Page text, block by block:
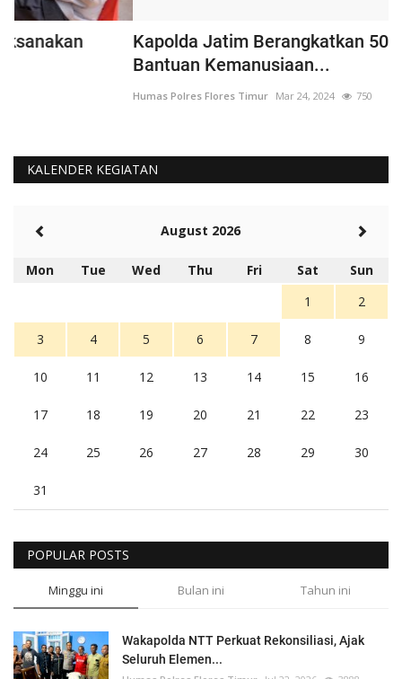
Kapolda Jatim Berangkatkan 50.789 Paket
Bantuan Kemanusiaan...
Humas Polres Flores Timur Mar 24, 2024 750
KALENDER KEGIATAN
August 2026
Mon Tue Wed Thu Fri Sat
Sun
1
2
3 4 5 6 7 8 9
10 11 12 13 14 15 16
17 18 19 20 21 22 23
24 25 26 27 28 29 30
31
POPULAR POSTS
Minggu ini Bulan ini Tahun ini
Wakapolda NTT Perkuat Rekonsiliasi, Ajak
Seluruh Elemen...